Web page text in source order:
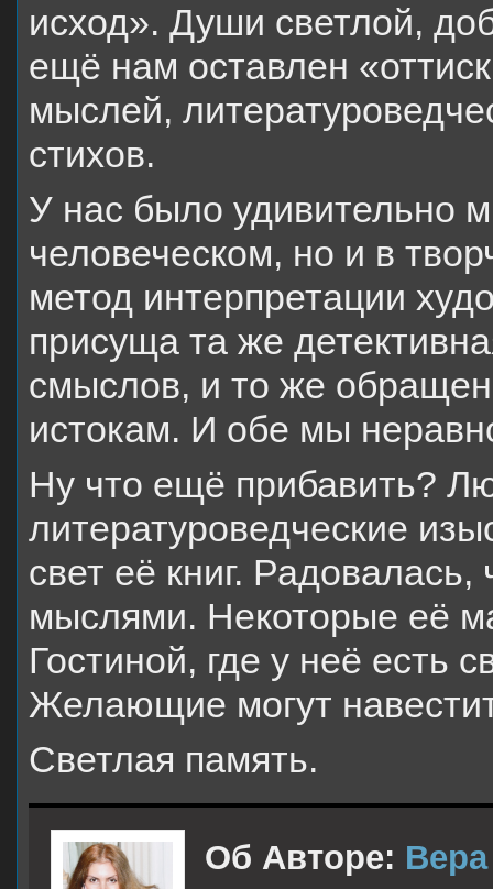
исход». Души светлой,
ещё нам оставлен
мыслей,
стихов.
У нас было удивительно
человеческом, но и в
метод интерпретации
присуща та же
смыслов, и то же
истокам. И обе мы
Ну что ещё прибавить?
литературоведческие
свет её книг.
мыслями. Некоторые её
Гостиной, где у неё есть
Желающие могут
Светлая память.
Об Авторе: